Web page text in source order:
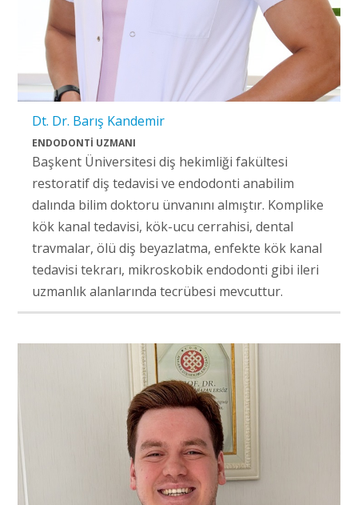
Dt. Dr. Barış Kandemir
ENDODONTİ UZMANI
Başkent Üniversitesi diş hekimliği fakültesi
restoratif diş tedavisi ve endodonti anabilim
dalında bilim doktoru ünvanını almıştır. Komplike
kök kanal tedavisi, kök-ucu cerrahisi, dental
travmalar, ölü diş beyazlatma, enfekte kök kanal
tedavisi tekrarı, mikroskobik endodonti gibi ileri
uzmanlık alanlarında tecrübesi mevcuttur.